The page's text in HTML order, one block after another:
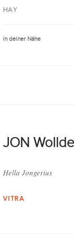
HAY
in deiner Nähe
JON
Hella Jongerius
VITRA